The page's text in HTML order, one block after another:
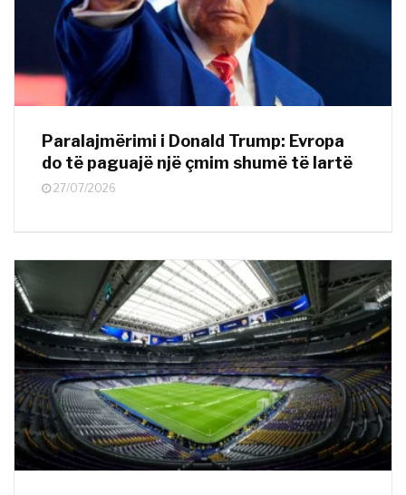
Paralajmërimi i Donald Trump: Evropa
do të paguajë një çmim shumë të lartë
27/07/2026